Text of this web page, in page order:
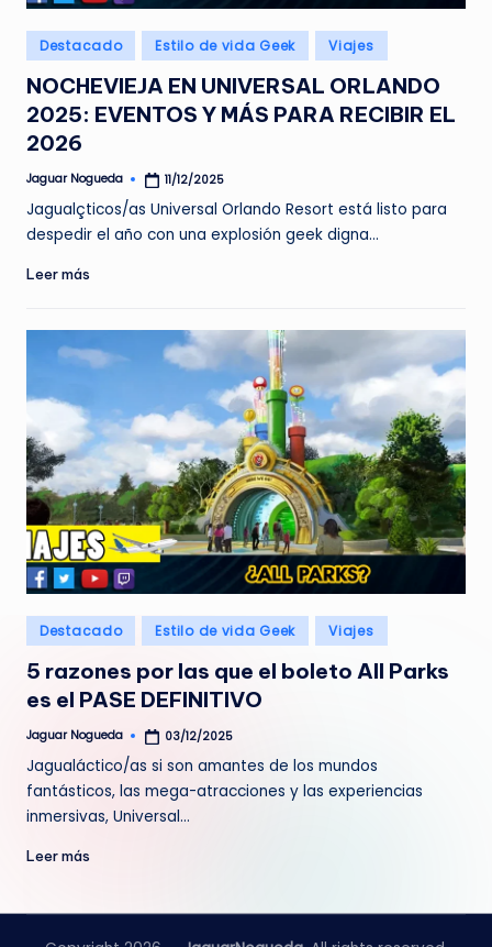
d
aPublicado
en
Destacado Estilo de vida Geek Viajes
NOCHEVIEJA EN UNIVERSAL ORLANDO
2025: EVENTOS Y MÁS PARA RECIBIR EL
2026
Publicado
Jaguar Nogueda 11/12/2025
Jagualçticos/as Universal Orlando Resort está listo para
despedir el año con una explosión geek digna…
Leer más
Publicado
en
Destacado Estilo de vida Geek Viajes
5 razones por las que el boleto All Parks
es el PASE DEFINITIVO
Publicado
Jaguar Nogueda 03/12/2025
Jagualáctico/as si son amantes de los mundos
fantásticos, las mega-atracciones y las experiencias
inmersivas, Universal…
Leer más